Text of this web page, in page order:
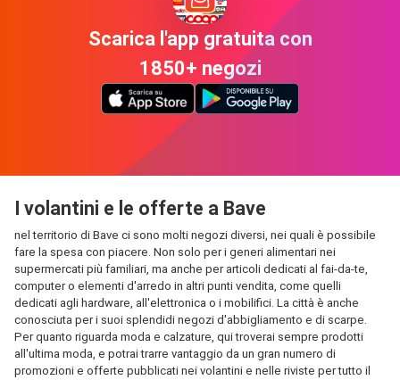
Scarica l'app gratuita con
1850+ negozi
I volantini e le offerte a Bave
nel territorio di Bave ci sono molti negozi diversi, nei quali è possibile
fare la spesa con piacere. Non solo per i generi alimentari nei
supermercati più familiari, ma anche per articoli dedicati al fai-da-te,
computer o elementi d'arredo in altri punti vendita, come quelli
dedicati agli hardware, all'elettronica o i mobilifici. La città è anche
conosciuta per i suoi splendidi negozi d'abbigliamento e di scarpe.
Per quanto riguarda moda e calzature, qui troverai sempre prodotti
all'ultima moda, e potrai trarre vantaggio da un gran numero di
promozioni e offerte pubblicati nei volantini e nelle riviste per tutto il